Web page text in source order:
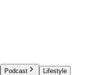
Podcast
Lifestyle